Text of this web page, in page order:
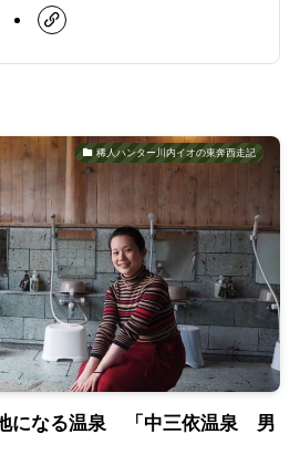
稀人ハンター川内イオの東奔西走記
になる温泉 「中三依温泉 男